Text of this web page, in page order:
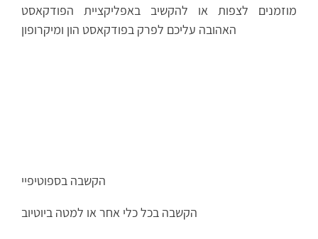
מוזמנים לצפות או להקשיב באפליקציית הפודקאסט
האהובה עליכם לפרק בפודקאסט הון ומיקרופון
הקשבה בספוטיפיי
הקשבה בכל כלי אחר או למטה ביוטיוב